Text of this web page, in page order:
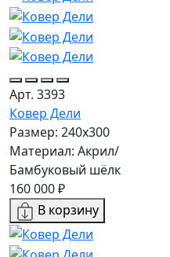
Арт. 3393
Ковер Дели
Размер: 240х300
Материал: Акрил/
Бамбуковый шёлк
160 000 ₽
В корзину